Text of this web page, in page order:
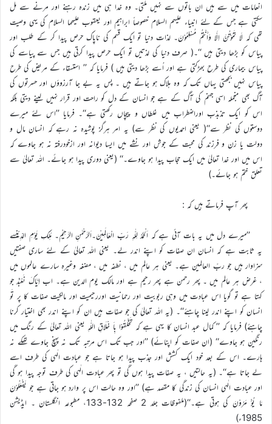
انعامات میں سے ہیں ان باتوں سے نہیں ملتی۔ وہ خدا ہی میں زندہ رہنے اور مرنے سے مل
سکتی ہے جس کے لئے انبیاء علیہم السلام خصوصاً ابراہیم اور یعقوب علیھما السلام کی یہی وصیت
تھی کہ لَا تَمُوْتُنَّ اِلَّا وَأَنْتُمْ مُسْلِمُوْنَ۔ لذات دنیا تو ایک قسم کی ناپاک حرص پیدا کر کے طلب اور
پیاس کو بڑھا دیتی ہیں ‘‘۔( صرف دنیا کی لذتیں تو ایک حرص پیدا کرتی ہیں جس سے پیاسے کی
پیاس بیماری کی طرح بھڑکتی ہے اور اُسے بڑھا دیتی ہیں ) فرمایا کہ ’’ استسقاء کے مریض کی طرح
پیاس نہیں بجھتی یہاں تک کہ وہ ہلاک ہو جاتے ہیں ۔ پس یہ بے جا آرزوؤں اور حسرتوں کی
آگ بھی منجملہ اسی جہنم کی آگ کے ہے جو انسان کے دل کو راحت اور قرار نہیں لینے دیتی بلکہ
اس کو ایک تذبذب اوراضطراب میں غلطاں و پیچاں رکھتی ہے‘‘۔ فرمایا ’’اس لئے میرے
دوستوں کی نظر سے‘‘( یعنی احمدیوں کی نظر سے) یہ امر ہرگز پوشیدہ نہ رہے کہ انسان مال و
دولت یا زن و فرزند کی محبت کے جوش اور نشے میں ایسا دیوانہ اور ازخودرفتہ نہ ہو جاوے کہ
اس میں اور خدا تعالیٰ میں ایک حجاب پیدا ہو جاوے۔‘‘ (یعنی دوری پیدا ہو جائے۔ اللہ تعالیٰ سے
تعلق ختم ہو جائے۔)
پھر آپ فرماتے ہیں کہ :
’’میرے دل میں یہ بات آئی ہے کہ اَلْحَمْدُ لِلّٰہِ رَبِّ الْعَالَمِیْنَ۔اَلرَّحْمٰنِ الرَّحِیْمِ۔ مٰلِکِ یَوْمِ الدِّیْنِسے
یہ ثابت ہے کہ انسان ان صفات کو اپنے اندر لے۔ یعنی اللہ تعالیٰ کے لئے ساری صفتیں
سزاوار ہیں جو ربّ العالمین ہے۔ یعنی ہر عالم میں ، نطفہ میں ، مضغہ وغیرہ سارے عالموں میں
، غرض ہر عالم میں ۔ پھر رحمن ہے پھر رحیم ہے اور مالک یوم الدین ہے۔ اب اِیَّاکَ نَعْبُدُ جو
کہتا ہے تو گویا اس عبادت میں وہی ربوبیت اور رحمانیت اوررحیمیت اور مالکیت صفات کا پر تَو
انسان کو اپنے اندر لینا چاہئے‘‘۔ (یہ اللہ تعالیٰ کی جو صفات ہیں ان کو اپنے اندر بھی اختیار کرنا
چاہئے) فرمایا کہ ’’ کمال عبد انسان کا یہی ہے کہ تَخَلَّقُوْا بِاَ خْلَاقِ اللّٰہِ یعنی اللہ تعالیٰ کے رنگ میں
رنگین ہو جاوے‘‘ (ان صفات کو اپنائے) ’’اور جب تک اس مرتبہ تک نہ پہنچ جاوے تھکے نہ
ہارے۔ اس کے بعد خود ایک کشش اور جذب پیدا ہو جاتا ہے جو عبادت الٰہی کی طرف اسے
لے جاتا ہے‘‘۔ (یہ حالتیں ، یہ صفات پیدا ہوں گی تو پھر عبادت الٰہی کی طرف توجہ پیدا ہو گی
اور عبادت الٰہی انسان کی زندگی کا مقصد ہے) ’’اور وہ حالت اس پر وارد ہو جاتی ہے جو یَفْعَلُوْنَ
مَا یُؤْ مَرُوْنَ کی ہوتی ہے۔‘‘(ملفوظات جلد 2 صفحہ 132-133، مطبوعہ انگلستان ۔ ایڈیشن
1985ء)